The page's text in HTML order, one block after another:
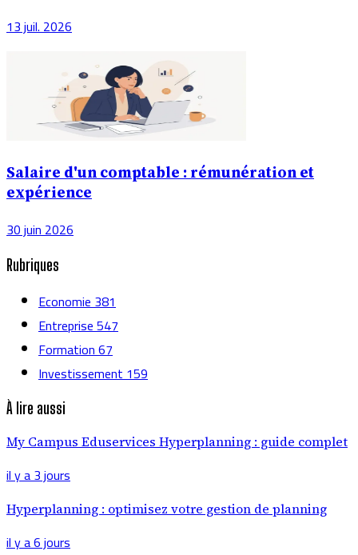
13 juil. 2026
Salaire d'un comptable : rémunération et
expérience
30 juin 2026
Rubriques
Economie381
Entreprise547
Formation67
Investissement159
À lire aussi
My Campus Eduservices Hyperplanning : guide complet
il y a 3 jours
Hyperplanning : optimisez votre gestion de planning
il y a 6 jours